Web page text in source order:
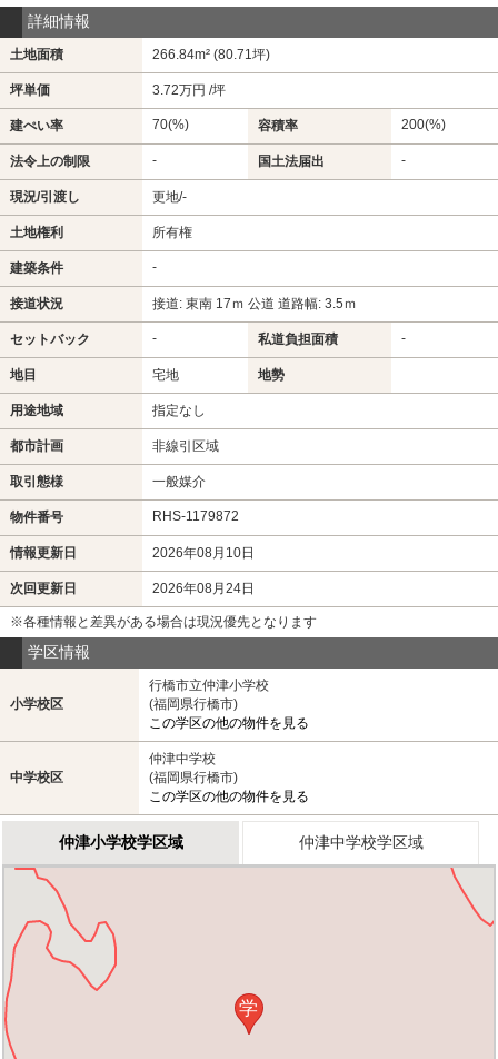
詳細情報
土地面積 266.84m² (80.71坪)
坪単価 3.72万円 /坪
建ぺい率 70(%) 容積率 200(%)
法令上の制限 - 国土法届出 -
現況/引渡し 更地/-
土地権利 所有権
建築条件 -
接道状況 接道: 東南 17ｍ 公道 道路幅: 3.5ｍ
セットバック - 私道負担面積 -
地目 宅地 地勢
用途地域 指定なし
都市計画 非線引区域
取引態様 一般媒介
物件番号 RHS-1179872
情報更新日 2026年08月10日
次回更新日 2026年08月24日
※各種情報と差異がある場合は現況優先となります
学区情報
小学校区
行橋市立仲津小学校
(福岡県行橋市)
この学区の他の物件を見る
中学校区
仲津中学校
(福岡県行橋市)
この学区の他の物件を見る
仲津小学校学区域 仲津中学校学区域
学